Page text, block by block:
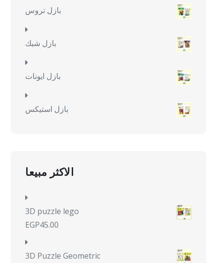
بازل تروس
بازل شبك
بازل ايونات
بازل استيكس
الاكثر مبيعا
3D puzzle lego
EGP45.00
3D Puzzle Geometric